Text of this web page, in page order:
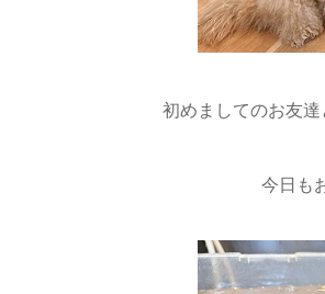
初めましてのお友
今日も